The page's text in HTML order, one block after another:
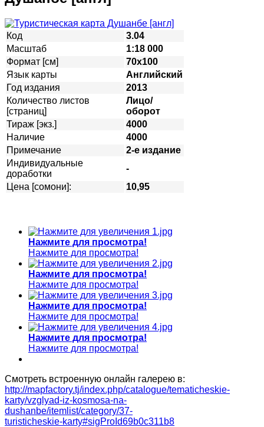
Код
3.04
Масштаб
1:18 000
Формат [см]
70х100
Язык карты
Английский
Год издания
2013
Количество листов
[страниц]
Лицо/
оборот
Тираж [экз.]
4000
Наличие
4000
Примечание
2-е издание
Индивидуальные
доработки
-
Цена [сомони]:
10,95
Нажмите для просмотра!
Нажмите для просмотра!
Нажмите для просмотра!
Нажмите для просмотра!
Нажмите для просмотра!
Нажмите для просмотра!
Нажмите для просмотра!
Нажмите для просмотра!
Смотреть встроенную онлайн галерею в:
http://mapfactory.tj/index.php/catalogue/tematicheskie-
karty/vzglyad-iz-kosmosa-na-
dushanbe/itemlist/category/37-
turisticheskie-karty#sigProId69b0c311b8